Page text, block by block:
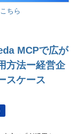
ちら
MCPで広が
方法ー経営企
スケース